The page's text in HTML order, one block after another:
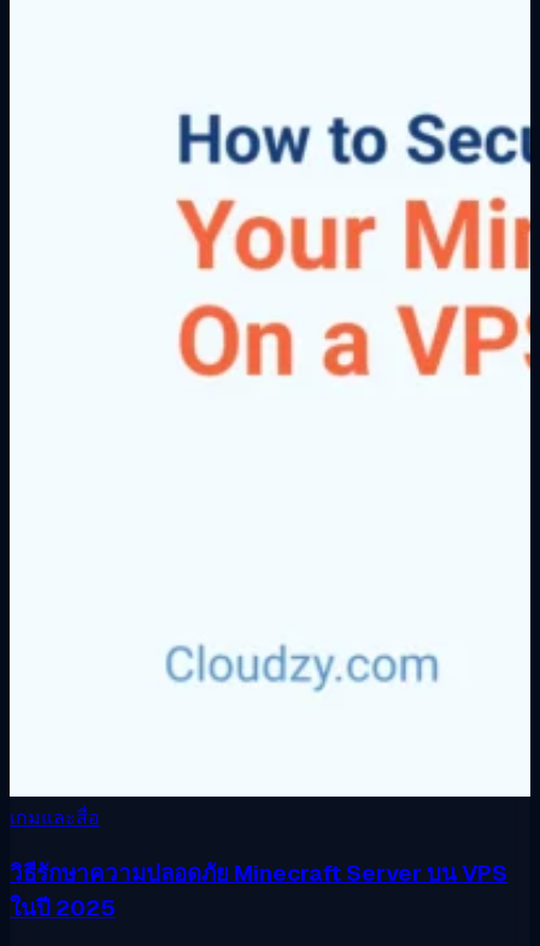
เกมและสื่อ
วิธีรักษาความปลอดภัย Minecraft Server บน VPS
ในปี 2025